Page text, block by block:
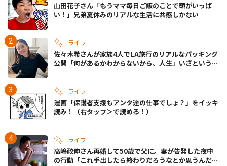
山田花子さん「もうママ毎日ご飯のことで頭がいっぱ
い！」兄弟夏休みのリアルな生活に共感しかない
ライフ
佐々木希さんが家族4人でLA旅行のリアルなパッキング
公開「何があるかわからないから、人生」いざというと
ライフ
漫画「保護者支援もアンタ達の仕事でしょ？」をイッキ
読み！（右タップ＞で読める！）
ライフ
高嶋政伸さん再婚して50歳で父に。妻が告発した夜中
の行動「これ手出したら終わりだろうなとか思うんだけ